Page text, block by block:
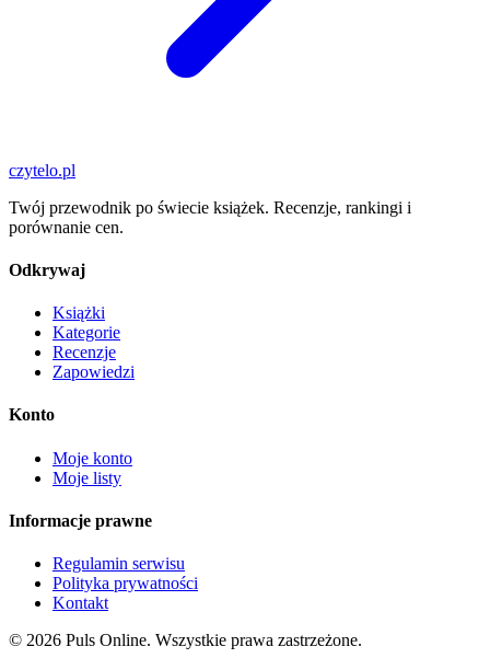
czytelo.pl
Twój przewodnik po świecie książek. Recenzje, rankingi i
porównanie cen.
Odkrywaj
Książki
Kategorie
Recenzje
Zapowiedzi
Konto
Moje konto
Moje listy
Informacje prawne
Regulamin serwisu
Polityka prywatności
Kontakt
© 2026 Puls Online. Wszystkie prawa zastrzeżone.